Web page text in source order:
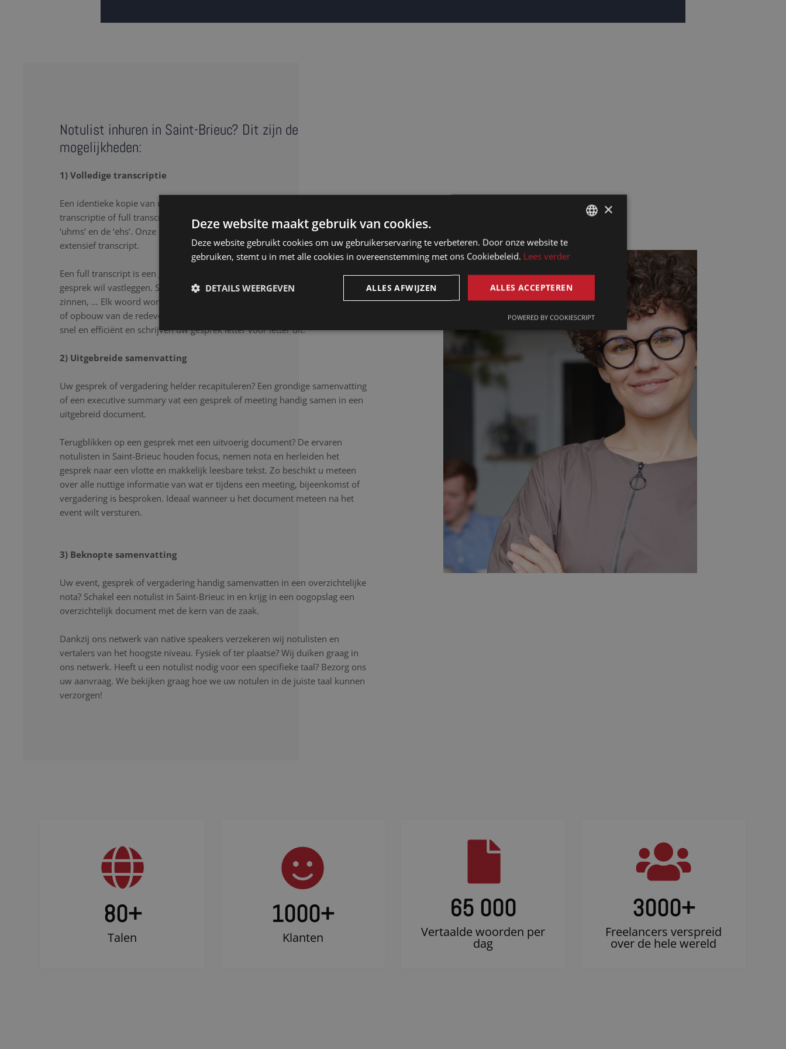
Notulist inhuren in Saint-Brieuc? Dit zijn de
mogelijkheden:
1) Volledige transcriptie
Een identieke kopie van uw meeting, gesprek of interview? Een volledige
transcriptie of full transcript omschrijft letterlijk wat er gezegd is, dus ook de
‘uhms’ en de ‘ehs’. Onze notulisten in Saint-Brieuc zorgen voor een correct en
extensief transcript.
Een full transcript is een goede oplossing als u letterlijk elk detail van het
gesprek wil vastleggen. Stopwoorden, herhalingen, spreektaal of afgebroken
zinnen, … Elk woord wordt nauwkeurig genoteerd, ongeacht de samenhang
of opbouw van de redevoering. Onze notulisten luisteren aandachtig, werken
snel en efficiënt en schrijven uw gesprek letter voor letter uit.
2) Uitgebreide samenvatting
Uw gesprek of vergadering helder recapituleren? Een grondige samenvatting
of een executive summary vat een gesprek of meeting handig samen in een
uitgebreid document.
Terugblikken op een gesprek met een uitvoerig document? De ervaren
notulisten in Saint-Brieuc houden focus, nemen nota en herleiden het
gesprek naar een vlotte en makkelijk leesbare tekst. Zo beschikt u meteen
over alle nuttige informatie van wat er tijdens een meeting, bijeenkomst of
vergadering is besproken. Ideaal wanneer u het document meteen na het
event wilt versturen.
3) Beknopte samenvatting
Uw event, gesprek of vergadering handig samenvatten in een overzichtelijke
nota? Schakel een notulist in Saint-Brieuc in en krijg in een oogopslag een
overzichtelijk document met de kern van de zaak.
Dankzij ons netwerk van native speakers verzekeren wij notulisten en
vertalers van het hoogste niveau. Fysiek of ter plaatse? Wij duiken graag in
ons netwerk. Heeft u een notulist nodig voor een specifieke taal? Bezorg ons
uw aanvraag. We bekijken graag hoe we uw notulen in de juiste taal kunnen
verzorgen!
80+
Talen
1000+
Klanten
65 000
Vertaalde woorden per
dag
3000+
Freelancers verspreid
over de hele wereld
FRENCH
ENGLISH
×
Deze website maakt gebruik van cookies.
Deze website gebruikt cookies om uw gebruikerservaring te verbeteren. Door onze website te
gebruiken, stemt u in met alle cookies in overeenstemming met ons Cookiebeleid. Lees verder
ALLES ACCEPTEREN
ALLES AFWIJZEN
DETAILS WEERGEVEN
POWERED BY COOKIESCRIPT